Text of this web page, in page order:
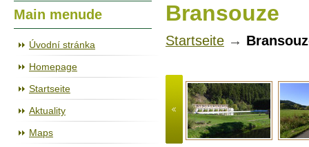
Der Radweg Jihlava – Třebíč – Raabs
Main menude
Úvodní stránka
Homepage
Startseite
Aktuality
Maps
Bransouze
Startseite →